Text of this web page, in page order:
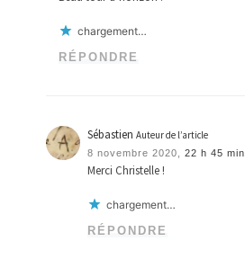
chargement…
RÉPONDRE
Sébastien Auteur de l’article
8 novembre 2020, 22 h 45 min
Merci Christelle !
chargement…
RÉPONDRE